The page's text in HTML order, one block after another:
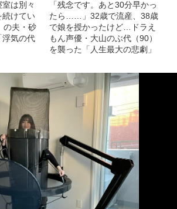
は別々
けてい
の夫・砂
浮気の代
「残念です。あと30分早かっ
たら……」32歳で流産、38歳
で娘を授かったけど…ドラえ
もん声優・大山のぶ代（90）
を襲った「人生最大の悲劇」